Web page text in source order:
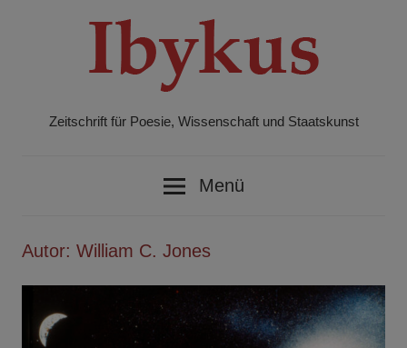
Zeitschrift für Poesie, Wissenschaft und Staatskunst
Menü
Autor: William C. Jones